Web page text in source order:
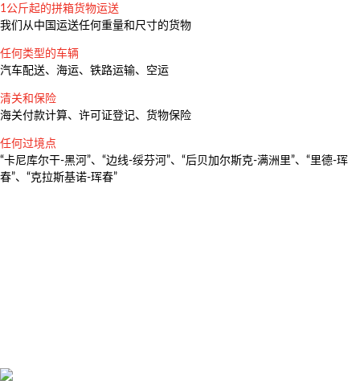
公路运输
铁路运输
海运和河流运输
空运
多式联运
超大件运输
1公斤起的拼箱货物运送
我们从中国运送任何重量和尺寸的货物
任何类型的车辆
汽车配送、海运、铁路运输、空运
清关和保险
海关付款计算、许可证登记、货物保险
任何过境点
“卡尼库尔干-黑河”、“边线-绥芬河”、“后贝加尔斯克-满洲里”、“里德-珲
春”、“克拉斯基诺-珲春”